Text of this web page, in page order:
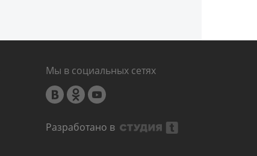
Мы в социальных сетях
Разработано в